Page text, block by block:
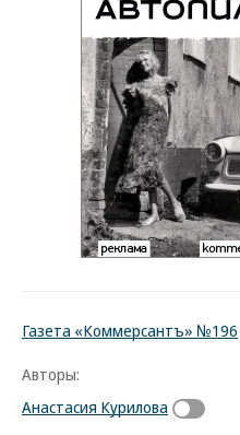
Газета «Коммерсантъ» №196
Авторы:
Анастасия Курилова